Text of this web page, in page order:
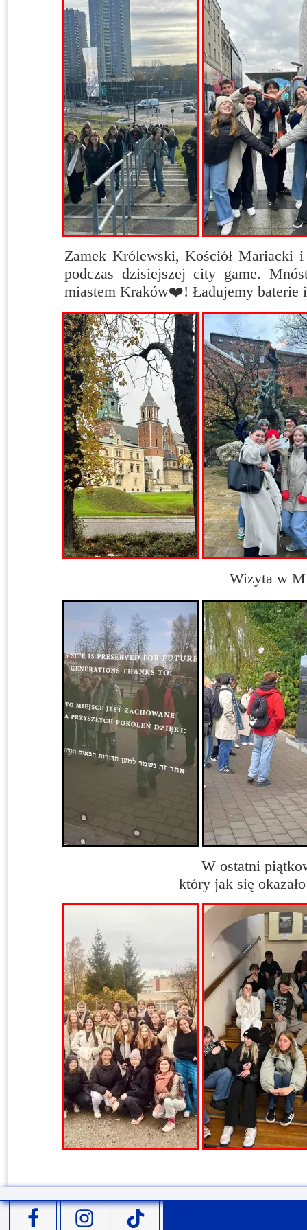
W ostatni
który jak się
Wizyta w
Zamek Królewski, Kościół Mariacki
podczas dzisiejszej city game.
miastem Kraków❤️! Ładujemy baterie
Przerwy szkolne